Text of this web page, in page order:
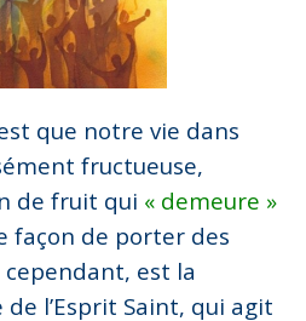
que notre vie dans
fructueuse,
de fruit qui « demeure »
façon de porter des
est la
l’Esprit Saint, qui agit